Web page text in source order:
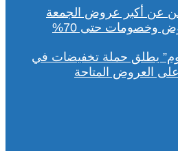
عن أكبر عروض الجمعة
وخصومات حتى 70%
يطلق حملة تخفيضات في
العروض المتاحة